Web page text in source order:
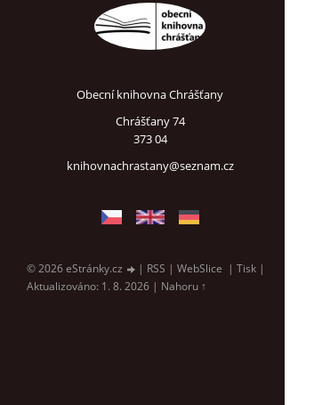
Obecní knihovna Chrášťany
Chrášťany 74
373 04
knihovnachrastany@seznam.cz
© 2026 eStránky.cz | RSS | WebSlice | Tisk |
Aktualizováno: 1. 8. 2026 | Nahoru ↑